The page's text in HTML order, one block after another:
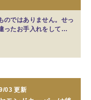
のではありません。せっ
ったお手入れをして…
03 更新